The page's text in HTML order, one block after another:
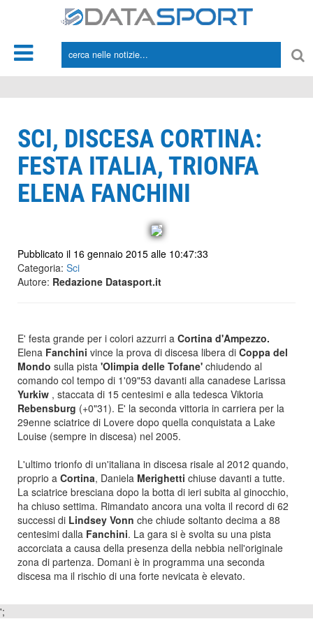
SCI, DISCESA CORTINA:
FESTA ITALIA, TRIONFA
ELENA FANCHINI
Pubblicato il 16 gennaio 2015 alle 10:47:33
Categoria: Sci
Autore: Redazione Datasport.it
E' festa grande per i colori azzurri a Cortina d'Ampezzo.
Elena Fanchini vince la prova di discesa libera di Coppa del
Mondo sulla pista 'Olimpia delle Tofane' chiudendo al
comando col tempo di 1'09"53 davanti alla canadese Larissa
Yurkiw , staccata di 15 centesimi e alla tedesca Viktoria
Rebensburg (+0"31). E' la seconda vittoria in carriera per la
29enne sciatrice di Lovere dopo quella conquistata a Lake
Louise (sempre in discesa) nel 2005.
L'ultimo trionfo di un'italiana in discesa risale al 2012 quando,
proprio a Cortina, Daniela Merighetti chiuse davanti a tutte.
La sciatrice bresciana dopo la botta di ieri subita al ginocchio,
ha chiuso settima. Rimandato ancora una volta il record di 62
successi di Lindsey Vonn che chiude soltanto decima a 88
centesimi dalla Fanchini. La gara si è svolta su una pista
accorciata a causa della presenza della nebbia nell'originale
zona di partenza. Domani è in programma una seconda
discesa ma il rischio di una forte nevicata è elevato.
';